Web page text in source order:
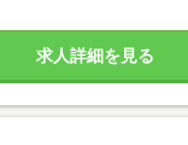
求人詳細を見る